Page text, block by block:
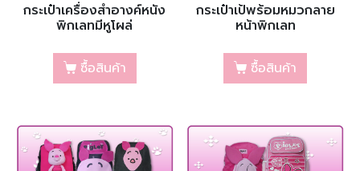
กระเป๋าเครื่องสำอางค์หนัง
พิกเลทมีหูโผล่
ซื้อสินค้า
กระเป๋าเป้พร้อมหมวกลาย
หน้าพิกเลท
ซื้อสินค้า